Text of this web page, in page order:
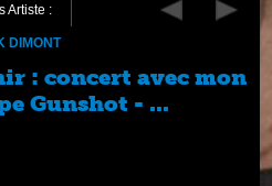
Artiste :
DIMONT
: concert avec mon
Gunshot - ...